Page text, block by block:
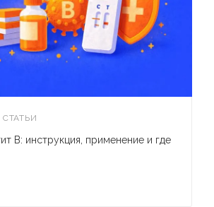
B: инструкция, применение и где